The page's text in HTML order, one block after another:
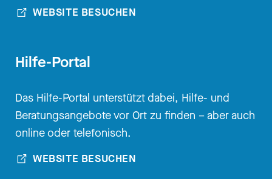
WEBSITE BESUCHEN
Hilfe-Portal
Das Hilfe-Portal unterstützt dabei, Hilfe- und
Beratungsangebote vor Ort zu finden – aber auch
online oder telefonisch.
WEBSITE BESUCHEN